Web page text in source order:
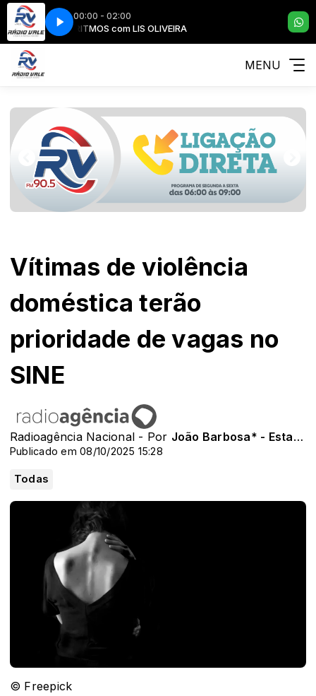
00:00 - 02:00
RITMOS com LIS OLIVEIRA
RACING AND MUSIC com LIS OLIVEIRA
MENU
Vítimas de violência
doméstica terão
prioridade de vagas no
SINE
Radioagência Nacional - Por João Barbosa* - Estagiário da Agência Brasil
Publicado em 08/10/2025 15:28
Todas
© Freepick